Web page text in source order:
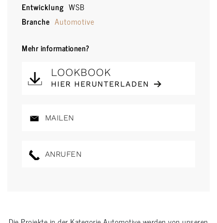
Entwicklung WSB
Branche Automotive
Mehr informationen?
LOOKBOOK
HIER HERUNTERLADEN
MAILEN
ANRUFEN